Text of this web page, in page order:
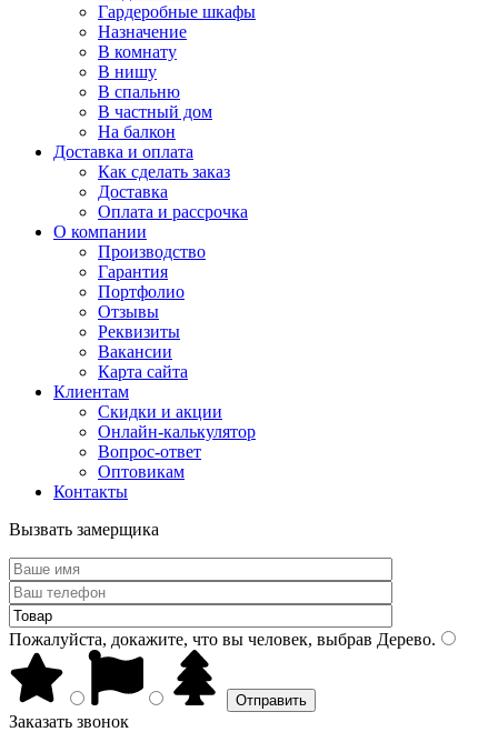
Гардеробные шкафы
Назначение
В комнату
В нишу
В спальню
В частный дом
На балкон
Доставка и оплата
Как сделать заказ
Доставка
Оплата и рассрочка
О компании
Производство
Гарантия
Портфолио
Отзывы
Реквизиты
Вакансии
Карта сайта
Клиентам
Скидки и акции
Онлайн-калькулятор
Вопрос-ответ
Оптовикам
Контакты
Вызвать замерщика
Пожалуйста, докажите, что вы человек, выбрав Дерево.
Заказать звонок